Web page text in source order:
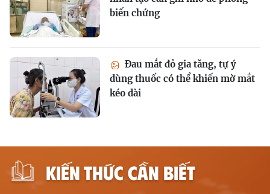
biến chứng
Đau mắt đỏ gia tăng, tự ý
dùng thuốc có thể khiến mờ mắt
kéo dài
KIẾN THỨC CẦN BIẾT